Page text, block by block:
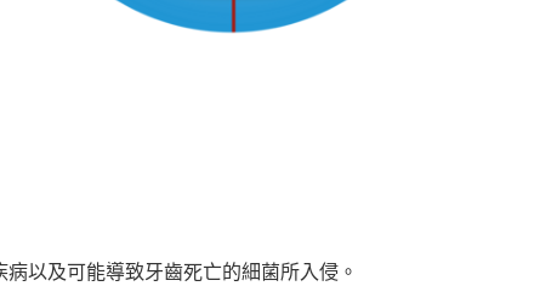
以及可能導致牙齒死亡的細菌所入侵。